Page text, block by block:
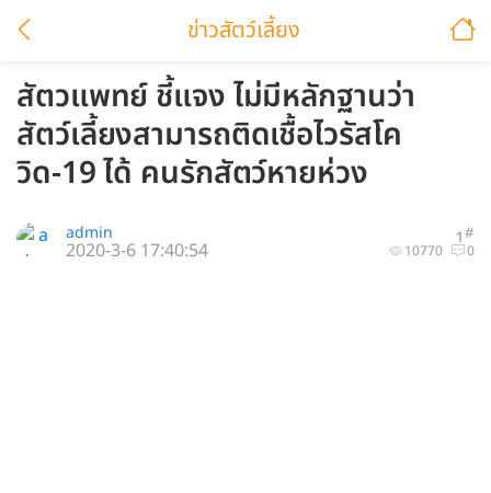
ข่าวสัตว์เลี้ยง
สัตวแพทย์ ชี้แจง ไม่มีหลักฐานว่า
สัตว์เลี้ยงสามารถติดเชื้อไวรัสโค
วิด-19 ได้ คนรักสัตว์หายห่วง
1#
admin
10770 0
2020-3-6 17:40:54